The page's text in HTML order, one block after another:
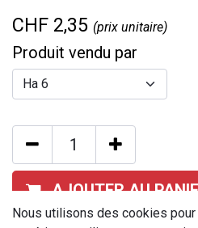
CHF 2,35 (prix unitaire)
Produit vendu par
AJOUTER AU
Nous utilisons des cookies